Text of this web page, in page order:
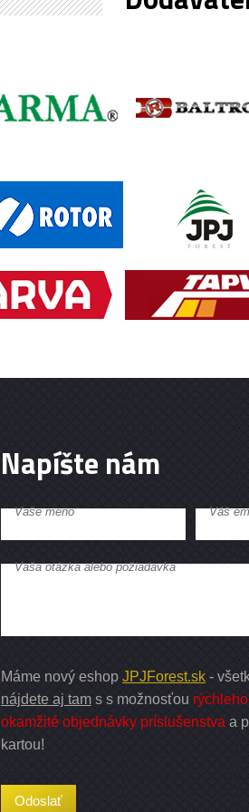
Napíšte nám
Vaše meno Váš
Vaša otázka alebo požiadavka
Máme nový eshop JPJForest.sk-
nájdete aj tams s možnosťou
okamžité objednávky príslušenstva a
kartou!